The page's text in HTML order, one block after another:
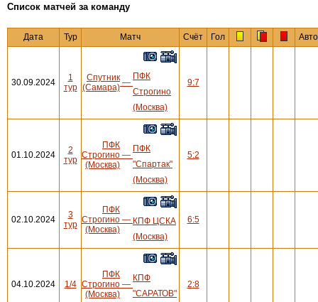
Cписок матчей за команду
Дата Тур Матч Счёт Гол Авто
30.09.2024
1
тур
Спутник
(Самара) —
ПФК
Строгино
(Москва)
9:7
01.10.2024
2
тур
ПФК
Строгино
(Москва)
—
ПФК
"Спартак"
(Москва)
5:2
02.10.2024
3
тур
ПФК
Строгино
(Москва)
— КПФ ЦСКА
(Москва)
6:5
04.10.2024 1/4
ПФК
Строгино
(Москва)
—
КПФ
"САРАТОВ"
2:8